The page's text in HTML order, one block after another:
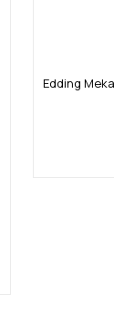
Edding